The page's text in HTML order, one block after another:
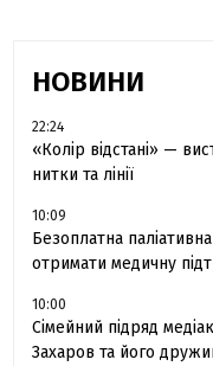
НОВИНИ
22:24
«Колір відстані» —
нитки та лінії
10:09
Безоплатна
отримати медичну
10:00
Сімейний підряд
Захаров та його